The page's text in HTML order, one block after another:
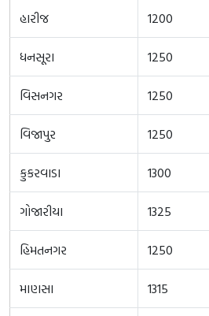
હારીજ 1200
ધનસૂરા 1250
વિસનગર 1250
વિજાપુર 1250
કુકરવાડા 1300
ગોજારીયા 1325
હિમતનગર 1250
માણસા 1315